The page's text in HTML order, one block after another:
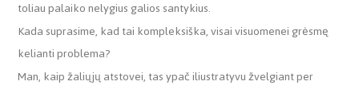
toliau palaiko nelygius galios santykius.
Kada suprasime, kad tai kompleksiška, visai visuomenei grėsmę
kelianti problema?
Man, kaip žaliųjų atstovei, tas ypač iliustratyvu žvelgiant per